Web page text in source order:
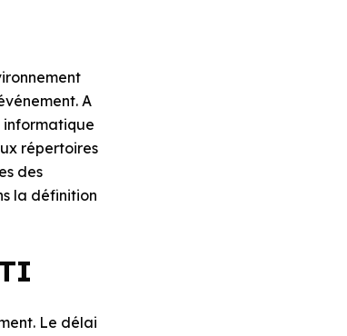
A
informatique
répertoires
des
la définition
Le délai